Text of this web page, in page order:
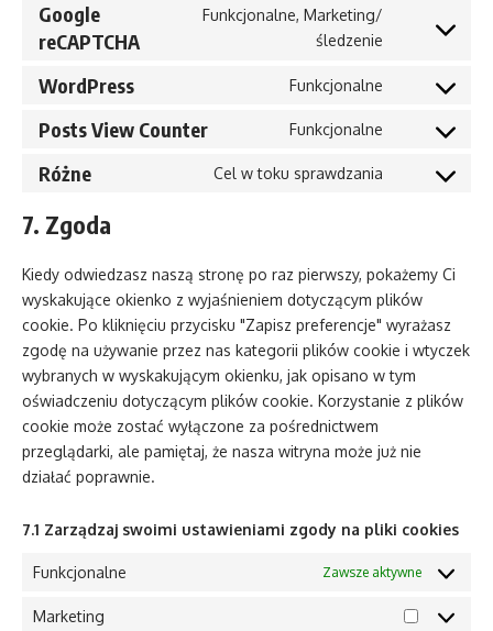
service
Google
reCAPTCHA
Funkcjonalne, Marketing/
śledzenie
Consent
service
recaptcha
WordPress Funkcjonalne
Consent
wordpress
Posts View Counter Funkcjonalne
Consent
counter
Różne Cel w toku sprawdzania
Consent
7. Zgoda
Kiedy odwiedzasz naszą stronę po raz pierwszy, pokażemy Ci
wyskakujące okienko z wyjaśnieniem dotyczącym plików
cookie. Po kliknięciu przycisku "Zapisz preferencje" wyrażasz
zgodę na używanie przez nas kategorii plików cookie i wtyczek
wybranych w wyskakującym okienku, jak opisano w tym
oświadczeniu dotyczącym plików cookie. Korzystanie z plików
cookie może zostać wyłączone za pośrednictwem
przeglądarki, ale pamiętaj, że nasza witryna może już nie
działać poprawnie.
7.1 Zarządzaj swoimi ustawieniami zgody na pliki cookies
Funkcjonalne Zawsze aktywne
Marketing